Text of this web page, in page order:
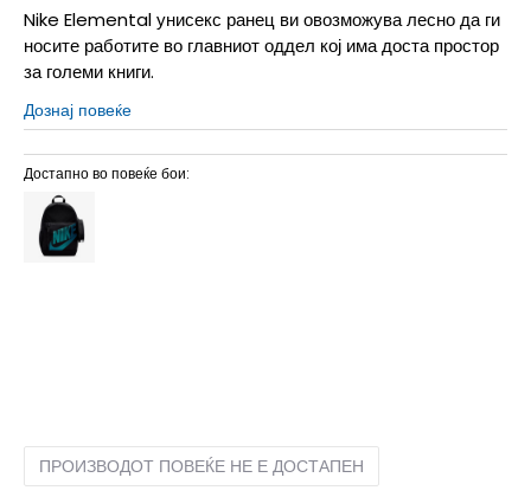
Nike Elemental унисекс ранец ви овозможува лесно да ги
носите работите во главниот оддел кој има доста простор
за големи книги.
Дознај повеќе
Достапно во повеќе бои:
ПРОИЗВОДОТ ПОВЕЌЕ НЕ Е ДОСТАПЕН